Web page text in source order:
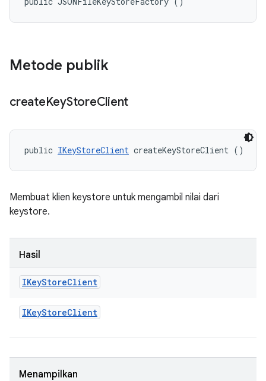
Metode publik
createKeyStoreClient
public IKeyStoreClient createKeyStoreClient ()
Membuat klien keystore untuk mengambil nilai dari
keystore.
Hasil
IKeyStoreClient
IKeyStoreClient
Menampilkan